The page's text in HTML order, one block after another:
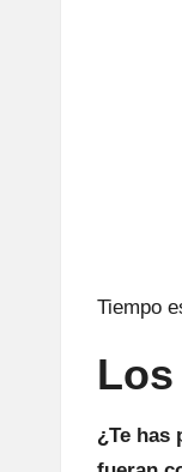
Tiempo
¿Te has